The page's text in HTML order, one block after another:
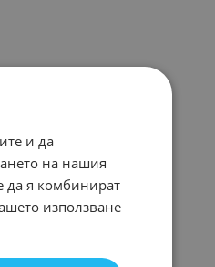
и да
на нашия
да я комбинират
използване